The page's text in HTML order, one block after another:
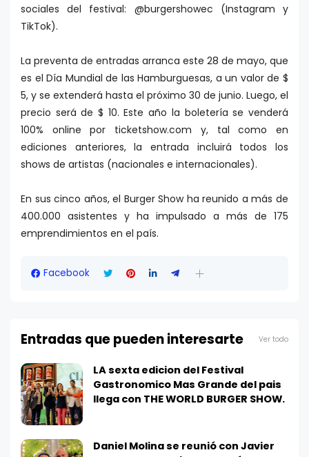
sociales del festival: @burgershowec (Instagram y
TikTok).
La preventa de entradas arranca este 28 de mayo, que
es el Día Mundial de las Hamburguesas, a un valor de $
5, y se extenderá hasta el próximo 30 de junio. Luego, el
precio será de $ 10. Este año la boletería se venderá
100% online por ticketshow.com y, tal como en
ediciones anteriores, la entrada incluirá todos los
shows de artistas (nacionales e internacionales).
En sus cinco años, el Burger Show ha reunido a más de
400.000 asistentes y ha impulsado a más de 175
emprendimientos en el país.
Facebook
Entradas que pueden interesarte Ver todo
LA sexta edicion del Festival
Gastronomico Mas Grande del pais
llega con THE WORLD BURGER SHOW.
Daniel Molina se reunió con Javier